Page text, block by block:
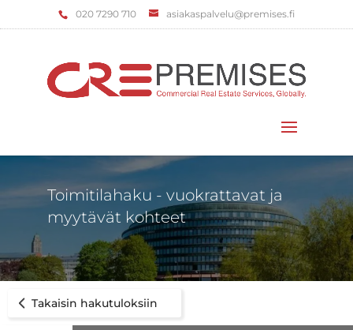
‌020 7290 710 asiakaspalvelu@premises.fi
Toimitilahaku - vuokrattavat ja
myytävät kohteet
Takaisin hakutuloksiin